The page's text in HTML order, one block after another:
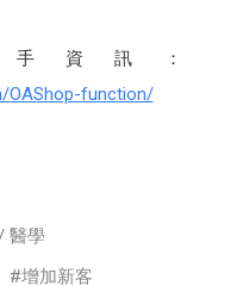
資訊：
OAShop-function/
醫學
增加新客